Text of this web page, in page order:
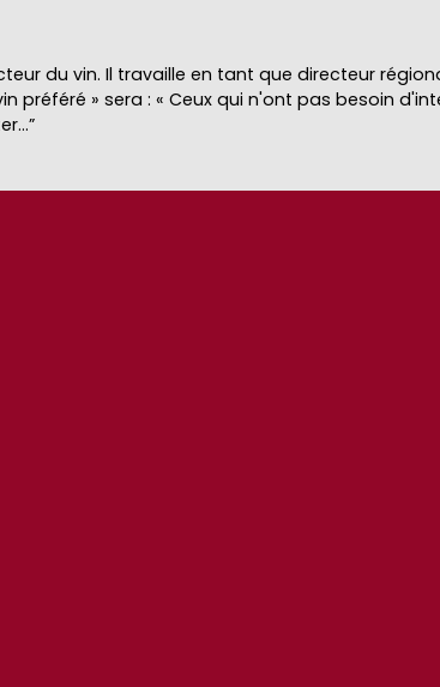
du vin. Il travaille en tant que directeur
préféré » sera : « Ceux qui n'ont pas besoin